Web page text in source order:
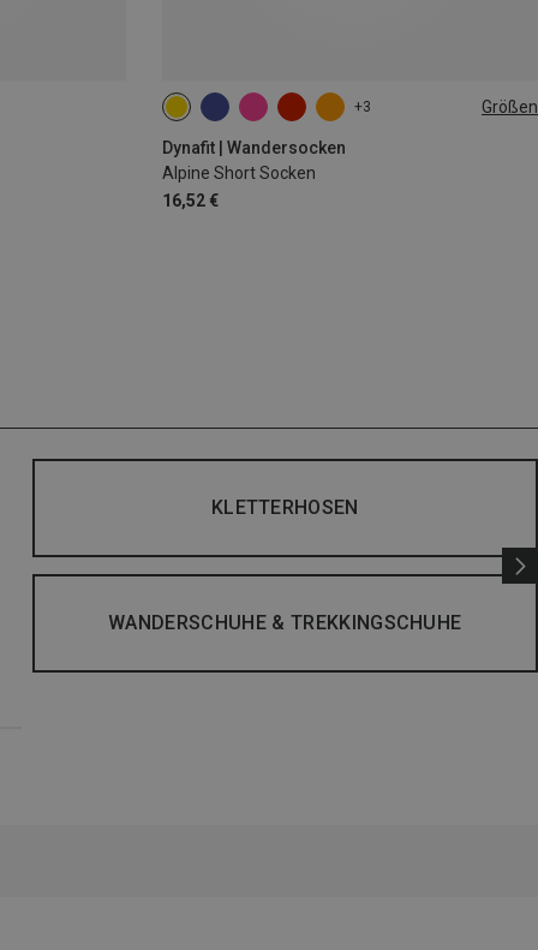
+3 Größen
Dynafit | Wandersocken
Alpine Short Socken
16,52 €
35|36|37|38 39|40|41|42
KLETTERHOSEN
WANDERSCHUHE & TREKKINGSCHUHE